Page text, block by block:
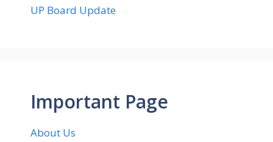
UP Board Update
Important Page
About Us